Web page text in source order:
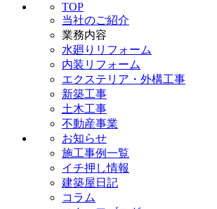
TOP
当社のご紹介
業務内容
水廻りリフォーム
内装リフォーム
エクステリア・外構工事
新築工事
土木工事
不動産事業
お知らせ
施工事例一覧
イチ押し情報
建築屋日記
コラム